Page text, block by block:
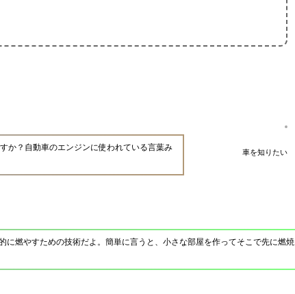
車を知りたい
か？自動車のエンジンに使われている言葉み
燃やすための技術だよ。簡単に言うと、小さな部屋を作ってそこで先に燃焼